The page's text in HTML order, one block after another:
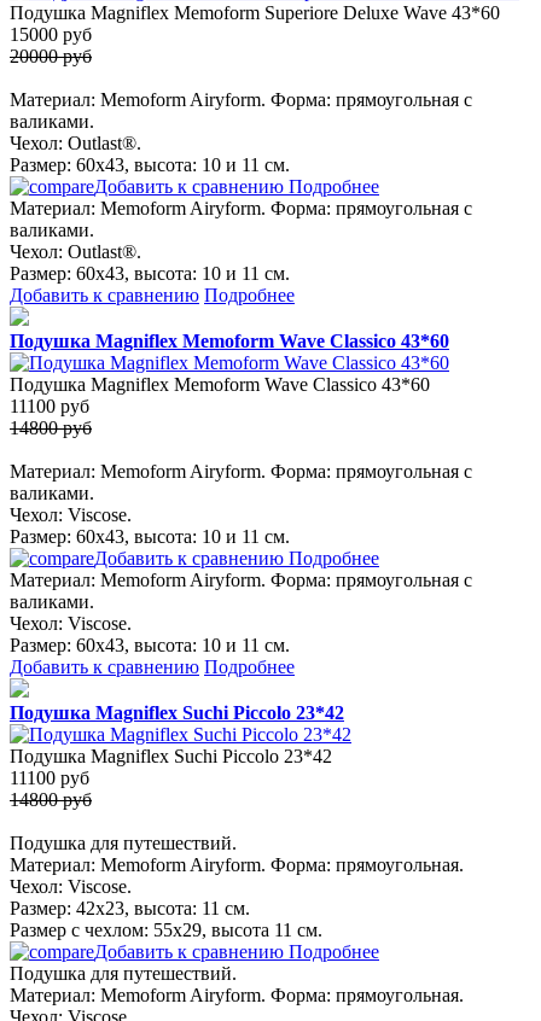
Подушка Magniflex Memoform Superiore Deluxe Wave 43*60
15000 руб
20000 руб
Материал: Memoform Airyform. Форма: прямоугольная с
валиками.
Чехол: Outlast®.
Размер: 60х43, высота: 10 и 11 см.
Добавить к сравнению Подробнее
Материал: Memoform Airyform. Форма: прямоугольная с
валиками.
Чехол: Outlast®.
Размер: 60х43, высота: 10 и 11 см.
Добавить к сравнению Подробнее
Подушка Magniflex Memoform Wave Classico 43*60
Подушка Magniflex Memoform Wave Classico 43*60
11100 руб
14800 руб
Материал: Memoform Airyform. Форма: прямоугольная с
валиками.
Чехол: Viscose.
Размер: 60х43, высота: 10 и 11 см.
Добавить к сравнению Подробнее
Материал: Memoform Airyform. Форма: прямоугольная с
валиками.
Чехол: Viscose.
Размер: 60х43, высота: 10 и 11 см.
Добавить к сравнению Подробнее
Подушка Magniflex Suchi Piccolo 23*42
Подушка Magniflex Suchi Piccolo 23*42
11100 руб
14800 руб
Подушка для путешествий.
Материал: Memoform Airyform. Форма: прямоугольная.
Чехол: Viscose.
Размер: 42х23, высота: 11 см.
Размер с чехлом: 55х29, высота 11 см.
Добавить к сравнению Подробнее
Подушка для путешествий.
Материал: Memoform Airyform. Форма: прямоугольная.
Чехол: Viscose.